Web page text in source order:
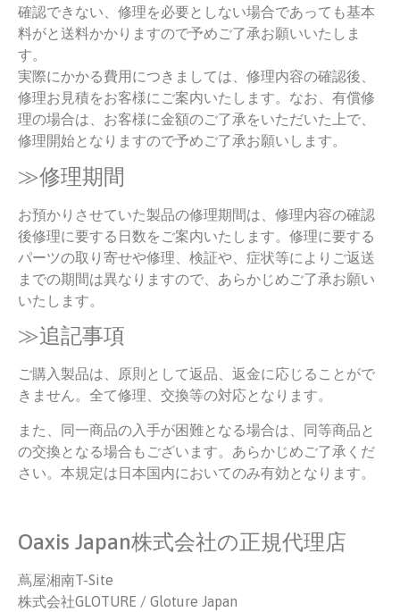
確認できない、修理を必要としない場合であっても基本
料がと送料かかりますので予めご了承お願いいたしま
す。
実際にかかる費用につきましては、修理内容の確認後、
修理お見積をお客様にご案内いたします。なお、有償修
理の場合は、お客様に金額のご了承をいただいた上で、
修理開始となりますので予めご了承お願いします。
≫修理期間
お預かりさせていた製品の修理期間は、修理内容の確認
後修理に要する日数をご案内いたします。修理に要する
パーツの取り寄せや修理、検証や、症状等によりご返送
までの期間は異なりますので、あらかじめご了承お願い
いたします。
≫追記事項
ご購入製品は、原則として返品、返金に応じることがで
きません。全て修理、交換等の対応となります。
また、同一商品の入手が困難となる場合は、同等商品と
の交換となる場合もございます。あらかじめご了承くだ
さい。本規定は日本国内においてのみ有効となります。
Oaxis Japan株式会社の正規代理店
蔦屋湘南T-Site
株式会社GLOTURE / Gloture Japan